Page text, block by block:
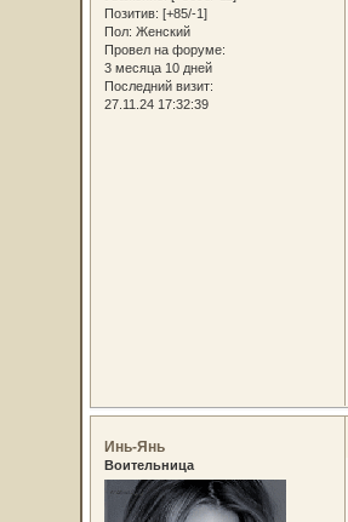
Позитив: [+85/-1]
Пол: Женский
Провел на форуме:
3 месяца 10 дней
Последний визит:
27.11.24 17:32:39
Инь-Янь
Воительница